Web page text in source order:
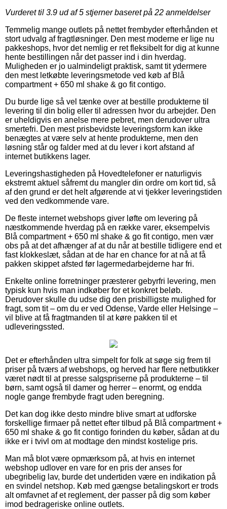
Vurderet til 3.9 ud af 5 stjerner baseret på 22 anmeldelser
Temmelig mange outlets på nettet frembyder efterhånden et
stort udvalg af fragtløsninger. Den mest moderne er lige nu
pakkeshops, hvor det nemlig er ret fleksibelt for dig at kunne
hente bestillingen når det passer ind i din hverdag.
Muligheden er jo ualmindeligt praktisk, samt tit ydermere
den mest letkøbte leveringsmetode ved køb af Blå
compartment + 650 ml shake & go fit contigo.
Du burde lige så vel tænke over at bestille produkterne til
levering til din bolig eller til adressen hvor du arbejder. Den
er uheldigvis en anelse mere pebret, men derudover ultra
smertefri. Den mest prisbevidste leveringsform kan ikke
benægtes at være selv at hente produkterne, men den
løsning står og falder med at du lever i kort afstand af
internet butikkens lager.
Leveringshastigheden på Hovedtelefoner er naturligvis
ekstremt aktuel såfremt du mangler din ordre om kort tid, så
af den grund er det helt afgørende at vi tjekker leveringstiden
ved den vedkommende vare.
De fleste internet webshops giver løfte om levering på
næstkommende hverdag på en række varer, eksempelvis
Blå compartment + 650 ml shake & go fit contigo, men vær
obs på at det afhænger af at du når at bestille tidligere end et
fast klokkeslæt, sådan at de har en chance for at nå at få
pakken skippet afsted før lagermedarbejderne har fri.
Enkelte online forretninger præsterer gebyrfri levering, men
typisk kun hvis man indkøber for et konkret beløb.
Derudover skulle du udse dig den prisbilligste mulighed for
fragt, som tit – om du er ved Odense, Varde eller Helsinge –
vil blive at få fragtmanden til at køre pakken til et
udleveringssted.
Det er efterhånden ultra simpelt for folk at søge sig frem til
priser på tværs af webshops, og herved har flere netbutikker
været nødt til at presse salgspriserne på produkterne – til
børn, samt også til damer og herrer – enormt, og endda
nogle gange frembyde fragt uden beregning.
Det kan dog ikke desto mindre blive smart at udforske
forskellige firmaer på nettet efter tilbud på Blå compartment +
650 ml shake & go fit contigo forinden du køber, sådan at du
ikke er i tvivl om at modtage den mindst kostelige pris.
Man må blot være opmærksom på, at hvis en internet
webshop udlover en vare for en pris der anses for
ubegribelig lav, burde det undertiden være en indikation på
en svindel netshop. Køb med gængse betalingskort er trods
alt omfavnet af et reglement, der passer på dig som køber
imod bedrageriske online outlets.